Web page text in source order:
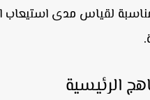
لقياس مدى استيعاب
الرئيسية